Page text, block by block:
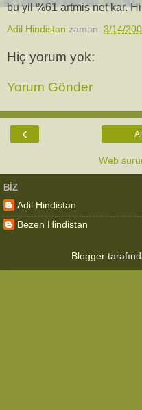
bu yil %61 artmis net kar.
Adil Hindistan zaman: 3/14/
Hiç yorum yok:
Yorum Gönder
‹
Web
BIZ
Adil Hindistan
Bezen Hindistan
Blogger